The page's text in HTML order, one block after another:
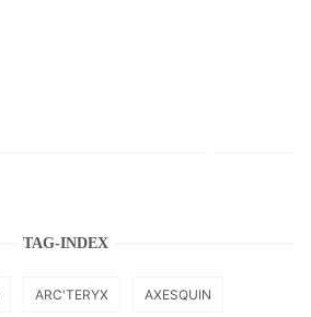
TAG-INDEX
ARC'TERYX AXESQUIN